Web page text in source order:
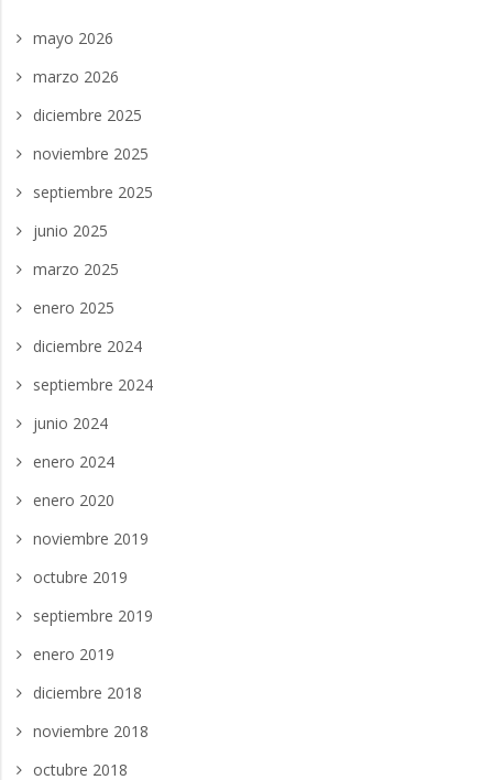
mayo 2026
marzo 2026
diciembre 2025
noviembre 2025
septiembre 2025
junio 2025
marzo 2025
enero 2025
diciembre 2024
septiembre 2024
junio 2024
enero 2024
enero 2020
noviembre 2019
octubre 2019
septiembre 2019
enero 2019
diciembre 2018
noviembre 2018
octubre 2018